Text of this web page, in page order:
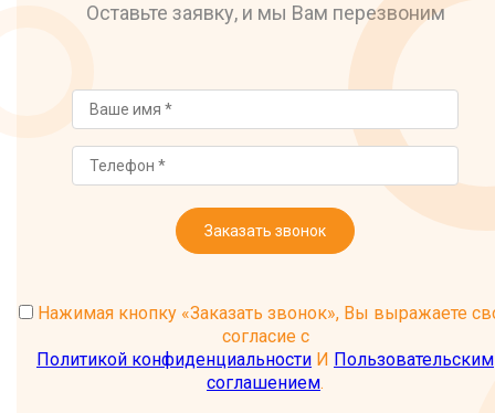
Оставьте заявку, и мы Вам перезвоним
Заказать звонок
Нажимая кнопку «Заказать звонок», Вы выражаете
согласие с
Политикой конфиденциальности И Пользовательским
соглашением.